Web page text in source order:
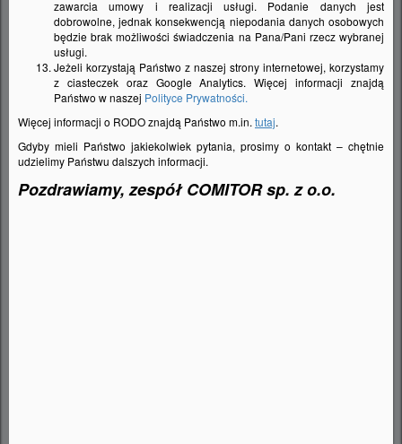
BLANCO Mata uniwersalna do ADIRA, stal
zawarcia umowy i realizacji usługi. Podanie danych jest
dobrowolne, jednak konsekwencją niepodania danych osobowych
będzie brak możliwości świadczenia na Pana/Pani rzecz wybranej
usługi.
Jeżeli korzystają Państwo z naszej strony internetowej, korzystamy
z ciasteczek oraz Google Analytics. Więcej informacji znajdą
Państwo w naszej Polityce Prywatności.
Więcej informacji o RODO znajdą Państwo m.in. tutaj.
Gdyby mieli Państwo jakiekolwiek pytania, prosimy o kontakt – chętnie
udzielimy Państwu dalszych informacji.
Pozdrawiamy, zespół COMITOR sp. z o.o.